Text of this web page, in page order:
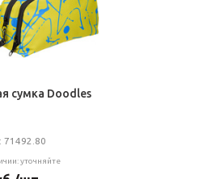
сумка Doodles
71492.80
уточняйте